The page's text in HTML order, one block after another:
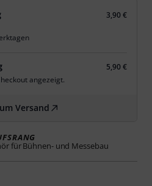
3,90 €
5,90 €
angezeigt.
Versand
für Bühnen- und Messebau